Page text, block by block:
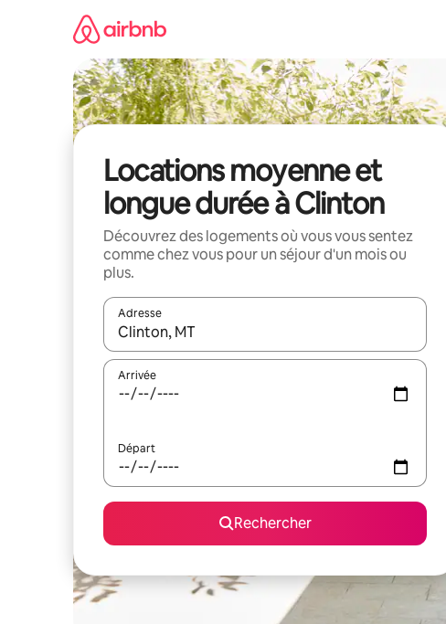
Locations moyenne et
longue durée à Clinton
Découvrez des logements où vous vous sentez
comme chez vous pour un séjour d'un mois ou
plus.
Adresse
Lorsque les résultats s'affichent, utilisez les flèches
Arrivée
Départ
Rechercher